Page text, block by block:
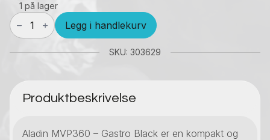
1 på lager
Vannpipe
Aladin
MVP360
antall
Legg i handlekurv
SKU: 303629
Produktbeskrivelse
Aladin MVP360 – Gastro Black er en kompakt og